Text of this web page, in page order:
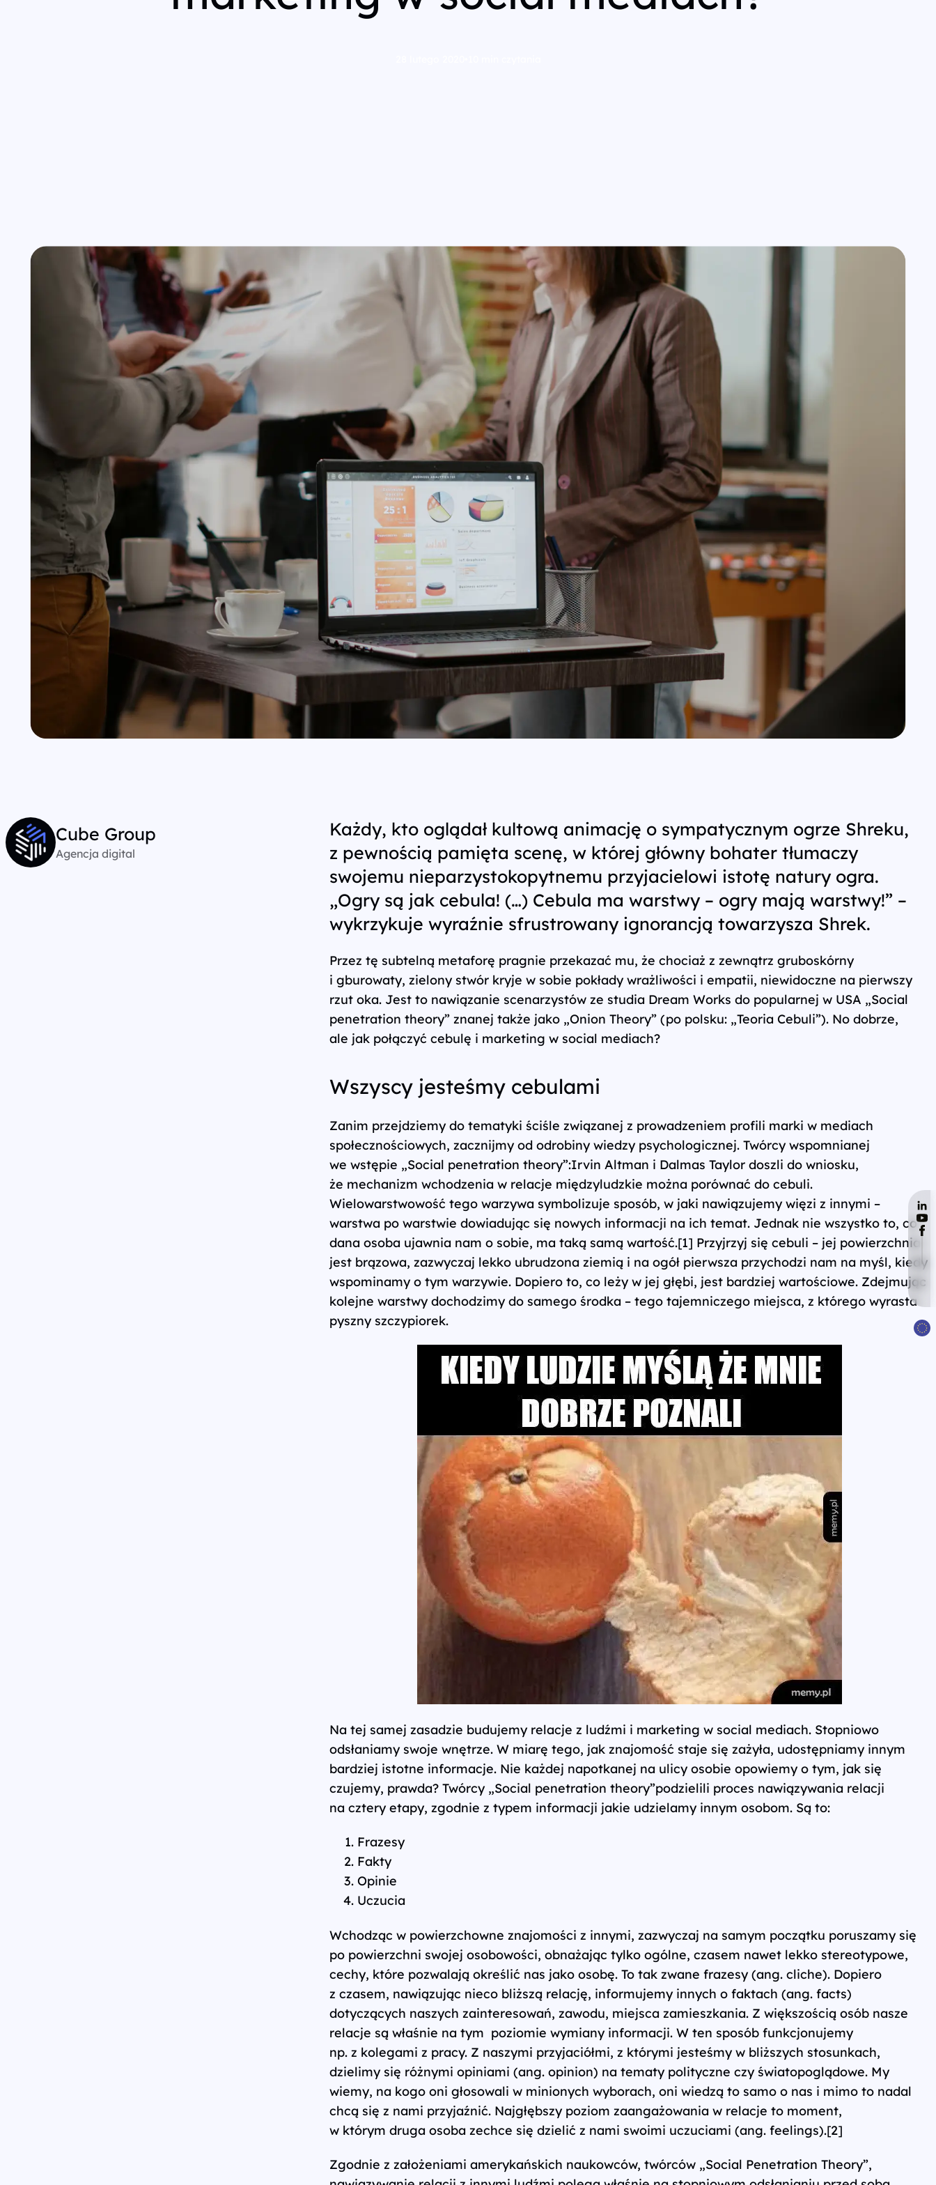
Cube Group
Agencja digital
Każdy, kto oglądał kultową animację o sympatycznym ogrze Shreku,
z pewnością pamięta scenę, w której główny bohater tłumaczy
swojemu nieparzystokopytnemu przyjacielowi istotę natury ogra.
„Ogry są jak cebula! (…) Cebula ma warstwy – ogry mają warstwy!” –
wykrzykuje wyraźnie sfrustrowany ignorancją towarzysza Shrek.
Przez tę subtelną metaforę pragnie przekazać mu, że chociaż z zewnątrz gruboskórny
i gburowaty, zielony stwór kryje w sobie pokłady wrażliwości i empatii, niewidoczne na pierwszy
rzut oka. Jest to nawiązanie scenarzystów ze studia Dream Works do popularnej w USA „Social
penetration theory” znanej także jako „Onion Theory” (po polsku: „Teoria Cebuli”). No dobrze,
ale jak połączyć cebulę i marketing w social mediach?
Wszyscy jesteśmy cebulami
Zanim przejdziemy do tematyki ściśle związanej z prowadzeniem profili marki w mediach
społecznościowych, zacznijmy od odrobiny wiedzy psychologicznej. Twórcy wspomnianej
we wstępie „Social penetration theory”:Irvin Altman i Dalmas Taylor doszli do wniosku,
że mechanizm wchodzenia w relacje międzyludzkie można porównać do cebuli.
Wielowarstwowość tego warzywa symbolizuje sposób, w jaki nawiązujemy więzi z innymi –
warstwa po warstwie dowiadując się nowych informacji na ich temat. Jednak nie wszystko to, co
dana osoba ujawnia nam o sobie, ma taką samą wartość.[1] Przyjrzyj się cebuli – jej powierzchnia
jest brązowa, zazwyczaj lekko ubrudzona ziemią i na ogół pierwsza przychodzi nam na myśl, kiedy
wspominamy o tym warzywie. Dopiero to, co leży w jej głębi, jest bardziej wartościowe. Zdejmując
kolejne warstwy dochodzimy do samego środka – tego tajemniczego miejsca, z którego wyrasta
pyszny szczypiorek.
Na tej samej zasadzie budujemy relacje z ludźmi i marketing w social mediach. Stopniowo
odsłaniamy swoje wnętrze. W miarę tego, jak znajomość staje się zażyła, udostępniamy innym
bardziej istotne informacje. Nie każdej napotkanej na ulicy osobie opowiemy o tym, jak się
czujemy, prawda? Twórcy „Social penetration theory”podzielili proces nawiązywania relacji
na cztery etapy, zgodnie z typem informacji jakie udzielamy innym osobom. Są to:
Frazesy
Fakty
Opinie
Uczucia
Wchodząc w powierzchowne znajomości z innymi, zazwyczaj na samym początku poruszamy się
po powierzchni swojej osobowości, obnażając tylko ogólne, czasem nawet lekko stereotypowe,
cechy, które pozwalają określić nas jako osobę. To tak zwane frazesy (ang. cliche). Dopiero
z czasem, nawiązując nieco bliższą relację, informujemy innych o faktach (ang. facts)
dotyczących naszych zainteresowań, zawodu, miejsca zamieszkania. Z większością osób nasze
relacje są właśnie na tym poziomie wymiany informacji. W ten sposób funkcjonujemy
np. z kolegami z pracy. Z naszymi przyjaciółmi, z którymi jesteśmy w bliższych stosunkach,
dzielimy się różnymi opiniami (ang. opinion) na tematy polityczne czy światopoglądowe. My
wiemy, na kogo oni głosowali w minionych wyborach, oni wiedzą to samo o nas i mimo to nadal
chcą się z nami przyjaźnić. Najgłębszy poziom zaangażowania w relacje to moment,
w którym druga osoba zechce się dzielić z nami swoimi uczuciami (ang. feelings).[2]
Zgodnie z założeniami amerykańskich naukowców, twórców „Social Penetration Theory”,